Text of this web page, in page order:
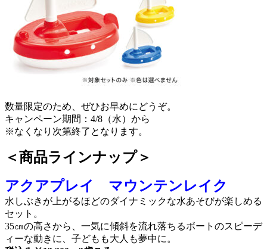
数量限定のため、ぜひお早めにどうぞ。
キャンペーン期間：4/8（水）から
※なくなり次第終了となります。
＜商品ラインナップ＞
アクアプレイ マウンテンレイク
水しぶきが上がるほどのダイナミックな水あそびが楽しめる
セット。
35㎝の高さから、一気に傾斜を流れ落ちるボートのスピーデ
ィーな動きに、子どもも大人も夢中に。